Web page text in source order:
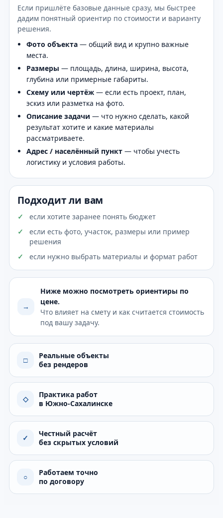
Если пришлёте базовые данные сразу, мы быстрее
дадим понятный ориентир по стоимости и варианту
решения.
Фото объекта — общий вид и крупно важные
места.
Размеры — площадь, длина, ширина, высота,
глубина или примерные габариты.
Схему или чертёж — если есть проект, план,
эскиз или разметка на фото.
Описание задачи — что нужно сделать, какой
результат хотите и какие материалы
рассматриваете.
Адрес / населённый пункт — чтобы учесть
логистику и условия работы.
Подходит ли вам
если хотите заранее понять бюджет
если есть фото, участок, размеры или пример
решения
если нужно выбрать материалы и формат работ
→
Ниже можно посмотреть ориентиры по
цене.
Что влияет на смету и как считается стоимость
под вашу задачу.
□
Реальные объекты
без рендеров
◇
Практика работ
в Южно-Сахалинске
✓
Честный расчёт
без скрытых условий
○
Работаем точно
по договору